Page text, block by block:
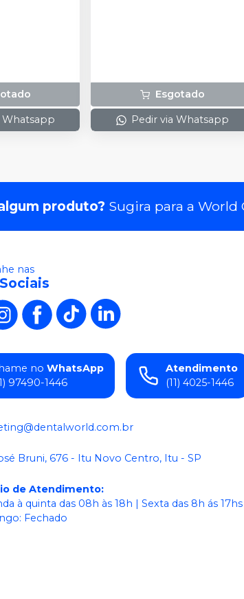
Whatsapp
Esgotado
Pedir via Whatsapp
produto? Sugira para a World
nas
no WhatsApp
97490-1446
Atendimento
(11) 4025-1446
Bruni, 676 - Itu Novo Centro, Itu - SP
de Atendimento:
à quinta das 08h às 18h | Sexta das 8h ás
Fechado